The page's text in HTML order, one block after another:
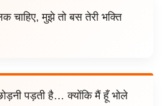
चाहिए, मुझे तो बस तेरी भक्ति
पड़ती है… क्योंकि मैं हूँ भोले